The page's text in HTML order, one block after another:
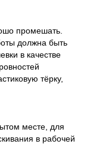
промешать.
должна быть
в качестве
тёрку,
месте, для
в рабочей